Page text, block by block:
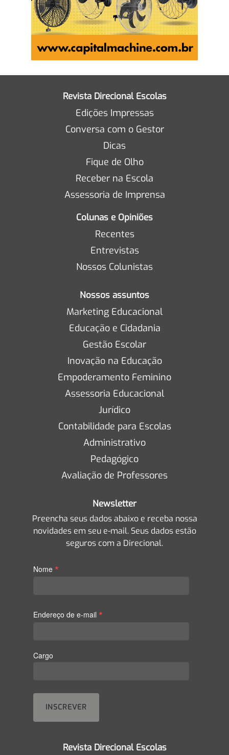
Revista Direcional Escolas
Edições Impressas
Conversa com o Gestor
Dicas
Fique de Olho
Receber na Escola
Assessoria de Imprensa
Colunas e Opiniões
Recentes
Entrevistas
Nossos Colunistas
Nossos assuntos
Marketing Educacional
Educação e Cidadania
Gestão Escolar
Inovação na Educação
Empoderamento Feminino
Assessoria Educacional
Jurídico
Contabilidade para Escolas
Administrativo
Pedagógico
Avaliação de Professores
Newsletter
Preencha seus dados abaixo e receba nossa
novidades em seu e-mail. Seus dados estão
seguros com a Direcional.
Nome *
Endereço de e-mail *
Cargo
Revista Direcional Escolas